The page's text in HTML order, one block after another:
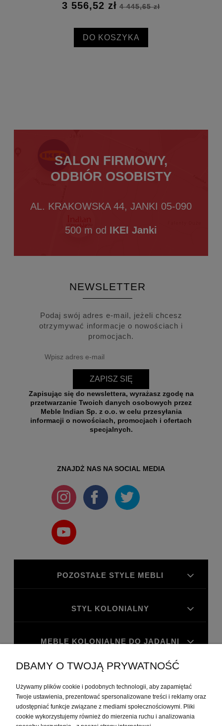
3 556,52 zł 4 445,65 zł
DO KOSZYKA
SALON FIRMOWY,
ODBIÓR OSOBISTY
AL. KRAKOWSKA 44, JANKI 05-090
500 m od IKEI Janki
NEWSLETTER
Podaj swój adres e-mail, jeżeli chcesz
otrzymywać informacje o nowościach i
promocjach.
ZAPISZ SIĘ
Zapisując się do newslettera, wyrażasz zgodę na
przetwarzanie Twoich danych osobowych przez
Meble Indian Sp. z o.o. w celu przesyłania
informacji o nowościach, promocjach i ofertach
specjalnych.
ZNAJDŻ NAS NA SOCIAL MEDIA
POZOSTAŁE STYLE MEBLI
STYL KOLONIALNY
MEBLE KOLONIALNE DO JADALNI
MEBLE KOLONIALNE DO GABINETU
MOJE KONTO
DBAMY O TWOJĄ PRYWATNOŚĆ
Używamy plików cookie i podobnych technologii, aby zapamiętać
Twoje ustawienia, prezentować spersonalizowane treści i reklamy oraz
udostępniać funkcje związane z mediami społecznościowymi. Pliki
cookie wykorzystujemy również do mierzenia ruchu i analizowania